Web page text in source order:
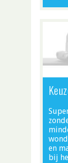
en
bij